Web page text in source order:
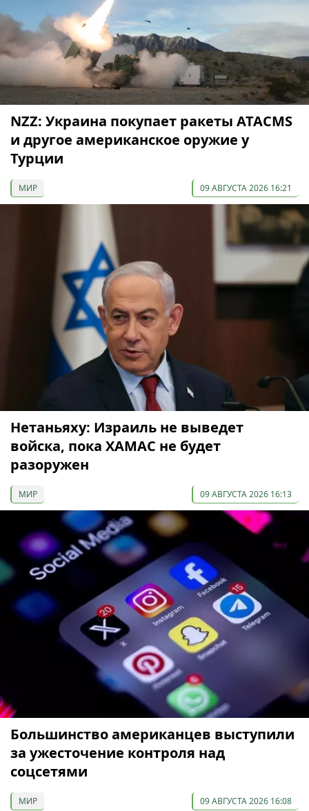
NZZ: Украина покупает ракеты ATACMS
и другое американское оружие у
Турции
МИР 09 АВГУСТА 2026 16:21
Нетаньяху: Израиль не выведет
войска, пока ХАМАС не будет
разоружен
МИР 09 АВГУСТА 2026 16:13
Большинство американцев выступили
за ужесточение контроля над
соцсетями
МИР 09 АВГУСТА 2026 16:08